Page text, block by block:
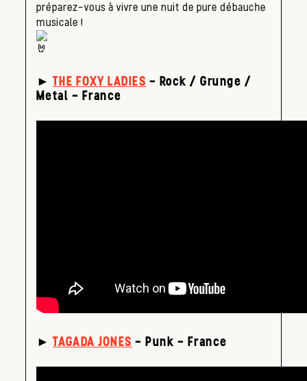
préparez-vous à vivre une nuit de pure débauche
musicale !
►THE FOXY LADIES – Rock / Grunge /
Metal – France
►TAGADA JONES – Punk – France